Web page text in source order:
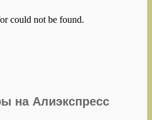
could not be found.
на Алиэкспресс